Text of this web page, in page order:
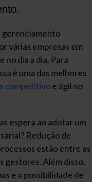
gerenciamento
várias empresas em
no dia a dia. Para
é uma das melhores
competitivoe ágil no
espera ao adotar um
Redução de
estão entre as
gestores. Além disso,
e a possibilidade de